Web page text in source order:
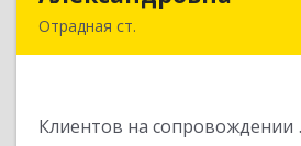
Отрадная ст.
Клиентов на сопровождении